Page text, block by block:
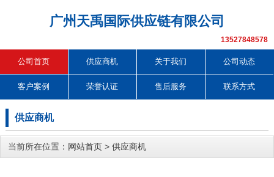
广州天禹国际供应链有限公司
13527848578
公司首页 供应商机 关于我们 公司动态
客户案例 荣誉认证 售后服务 联系方式
供应商机
当前所在位置： 网站首页 > 供应商机